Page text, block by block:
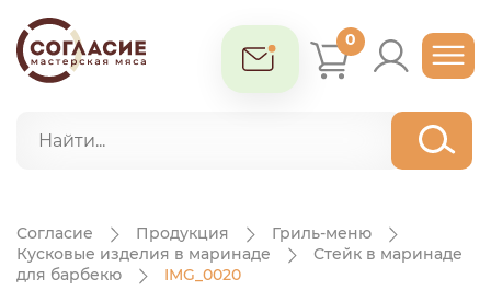
0
Согласие Продукция
Гриль-меню
Кусковые изделия в маринаде
Стейк в маринаде
для барбекю
IMG_0020